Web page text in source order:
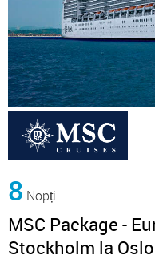
8 Nopți
MSC Package -
Stockholm la Oslo